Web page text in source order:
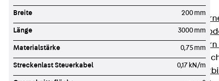
Dorne
Querkraftdorn
Zurück
Breite 200 mm
Länge 3000 mm
Materialstärke 0,75 mm
Streckenlast Steuerkabel 0,17 kN/m